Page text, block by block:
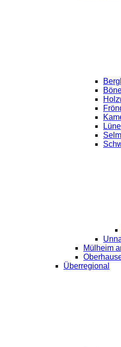
Selm
Mülheim
Überregional